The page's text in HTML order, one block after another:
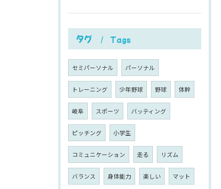
タグ Tags
セミパーソナル パーソナル
トレーニング 少年野球 野球 体幹
岐阜 スポーツ バッティング
ピッチング 小学生
コミュニケーション 走る リズム
バランス 身体能力 楽しい マット